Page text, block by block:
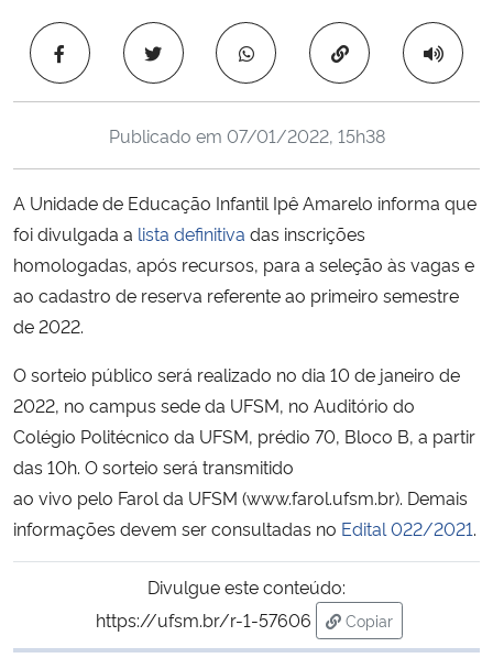
Ministério da Cidadania
Ministério de Minas e Energia
Ministério da Ciência, Tecnologia, Inovações e Comunicações
Ministério do Meio Ambiente
Ministério do Desenvolvimento Regional
Controladoria-Geral da União
Ministério da Mulher, da Família e dos Direitos Humanos
Copiar para área
Publicado em 07/01/2022, 15h38
A Unidade de Educação Infantil Ipê Amarelo informa que
foi divulgada a lista definitiva das inscrições
homologadas, após recursos, para a seleção às vagas e
ao cadastro de reserva referente ao primeiro semestre
de 2022.
O sorteio público será realizado no dia 10 de janeiro de
2022, no campus sede da UFSM, no Auditório do
Colégio Politécnico da UFSM, prédio 70, Bloco B, a partir
das 10h. O sorteio será transmitido
ao vivo pelo Farol da UFSM (www.farol.ufsm.br). Demais
informações devem ser consultadas no Edital 022/2021.
Divulgue este conteúdo:
https://ufsm.br/r-1-57606
Copiar
para área de